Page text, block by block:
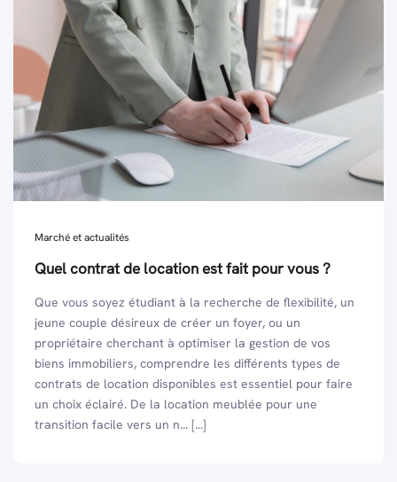
Marché et actualités
Quel contrat de location est fait pour vous ?
Que vous soyez étudiant à la recherche de flexibilité, un
jeune couple désireux de créer un foyer, ou un
propriétaire cherchant à optimiser la gestion de vos
biens immobiliers, comprendre les différents types de
contrats de location disponibles est essentiel pour faire
un choix éclairé. De la location meublée pour une
transition facile vers un n... [...]